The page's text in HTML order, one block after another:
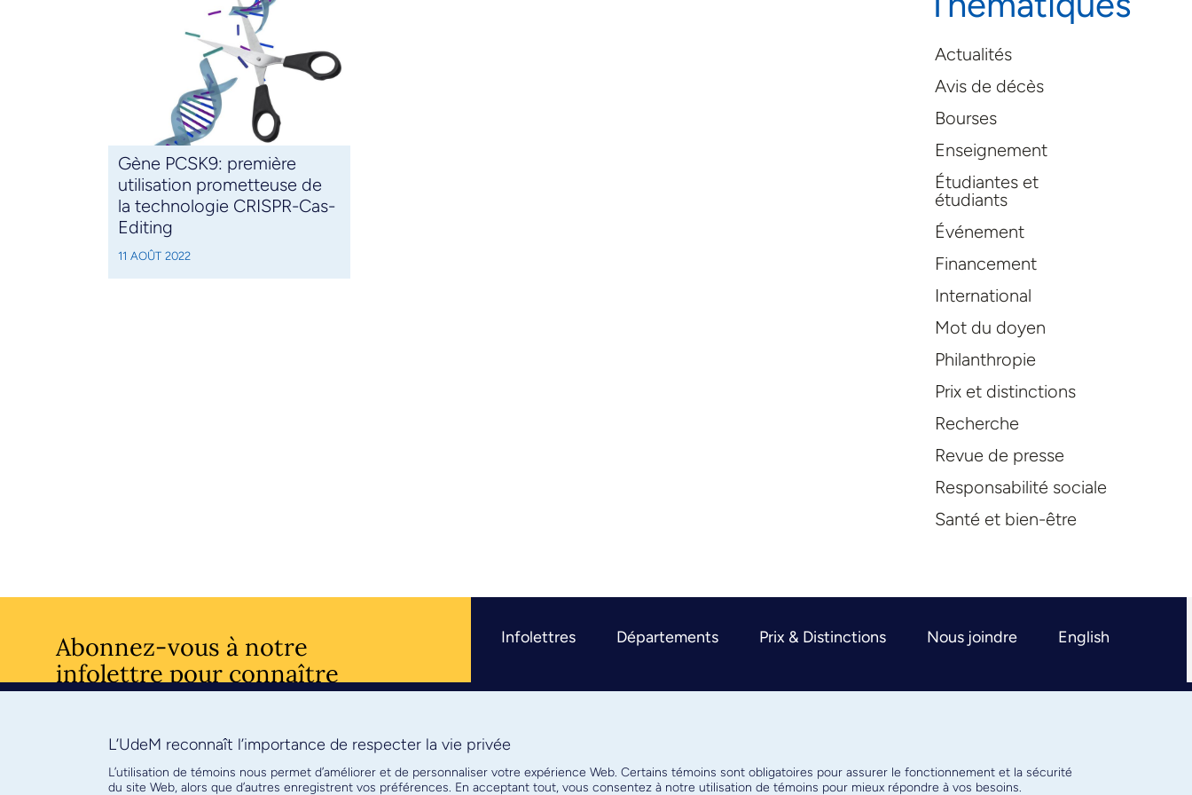
Gène PCSK9: première
utilisation prometteuse de
la technologie CRISPR-Cas-
Editing
11 AOÛT 2022
Actualités
Avis de décès
Bourses
Enseignement
Étudiantes et
étudiants
Événement
Financement
International
Mot du doyen
Philanthropie
Prix et distinctions
Recherche
Revue de presse
Responsabilité sociale
Santé et bien-être
Abonnez-vous à notre
infolettre pour connaître
l’actualité facultaire
S'ABONNER
Infolettres Départements Prix & Distinctions Nous joindre English
L’UdeM reconnaît l’importance de respecter la vie privée
L’utilisation de témoins nous permet d’améliorer et de personnaliser votre expérience Web. Certains témoins sont obligatoires pour assurer le fonctionnement et la sécurité
du site Web, alors que d’autres enregistrent vos préférences. En acceptant tout, vous consentez à notre utilisation de témoins pour mieux répondre à vos besoins.